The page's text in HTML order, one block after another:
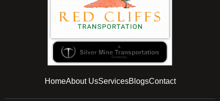
HomeAbout UsServicesBlogsContact